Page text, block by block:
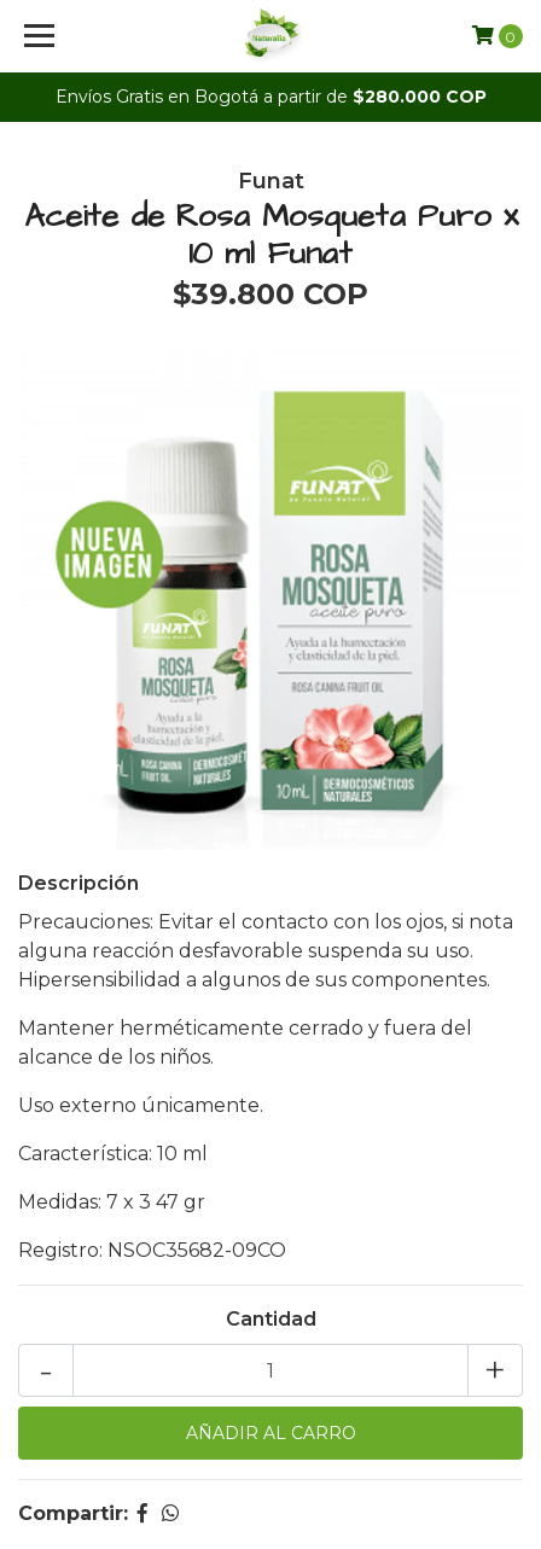
Envíos Gratis en Bogotá a partir de $280.000 COP
0
Funat
Aceite de Rosa Mosqueta Puro x
10 ml Funat
$39.800 COP
Descripción
Precauciones: Evitar el contacto con los ojos, si nota
alguna reacción desfavorable suspenda su uso.
Hipersensibilidad a algunos de sus componentes.
Mantener herméticamente cerrado y fuera del
alcance de los niños.
Uso externo únicamente.
Característica: 10 ml
Medidas: 7 x 3 47 gr
Registro: NSOC35682-09CO
Cantidad
+
-
Compartir: